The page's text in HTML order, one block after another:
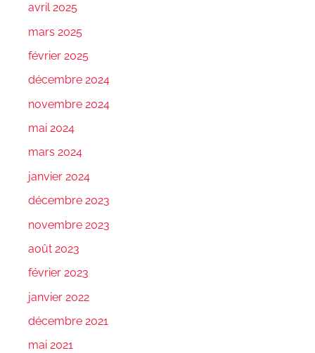
avril 2025
mars 2025
février 2025
décembre 2024
novembre 2024
mai 2024
mars 2024
janvier 2024
décembre 2023
novembre 2023
août 2023
février 2023
janvier 2022
décembre 2021
mai 2021